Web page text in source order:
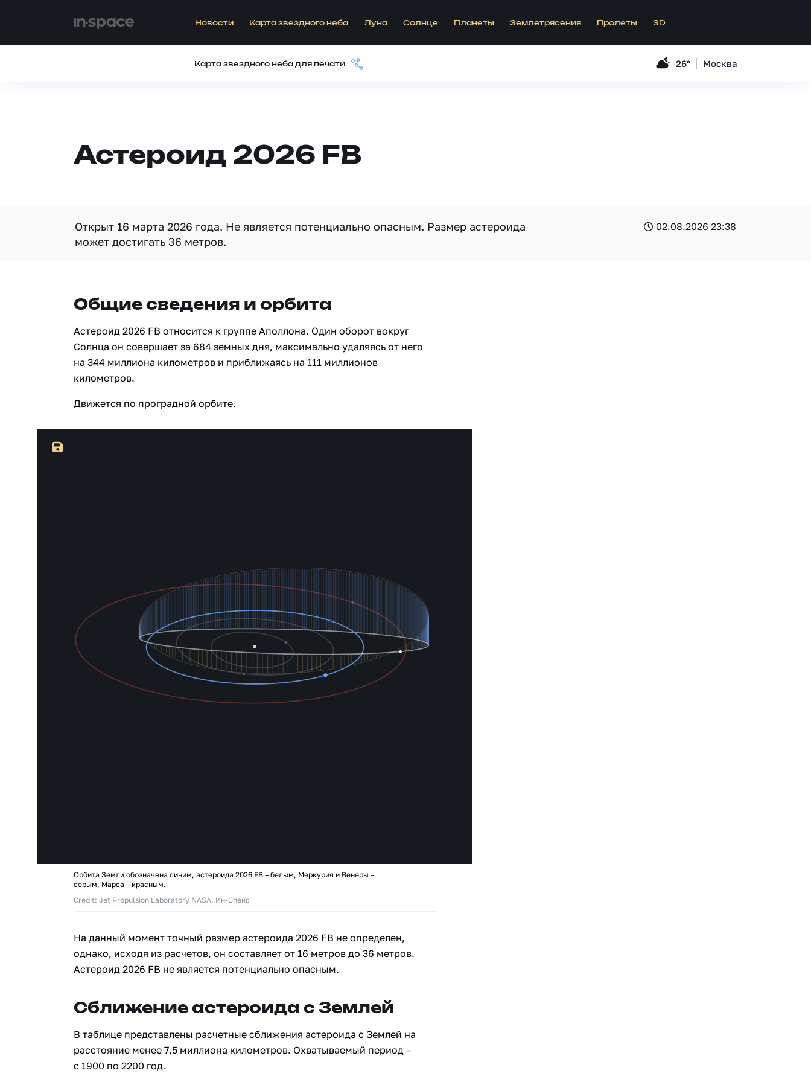
Новости Карта звездного неба Луна Солнце Планеты Землетрясения Пролеты 3D
Карта звездного неба для печати 26° Москва
Астероид 2026 FB
Открыт 16 марта 2026 года. Не является потенциально опасным. Размер астероида
может достигать 36 метров.
02.08.2026 23:38
Общие сведения и орбита
Астероид 2026 FB относится к группе Аполлона. Один оборот вокруг
Солнца он совершает за 684 земных дня, максимально удаляясь от него
на 344 миллиона километров и приближаясь на 111 миллионов
километров.
Движется по проградной орбите.
Орбита Земли обозначена синим, астероида 2026 FB – белым, Меркурия и Венеры –
серым, Марса – красным.
Credit: Jet Propulsion Laboratory NASA, Ин-Спейс
На данный момент точный размер астероида 2026 FB не определен,
однако, исходя из расчетов, он составляет от 16 метров до 36 метров.
Астероид 2026 FB не является потенциально опасным.
Сближение астероида с Землей
В таблице представлены расчетные сближения астероида с Землей на
расстояние менее 7,5 миллиона километров. Охватываемый период –
с 1900 по 2200 год.